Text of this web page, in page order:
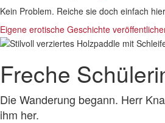
Kein Problem. Reiche sie doch einfach
Eigene erotische Geschichte
Freche
Die Wanderung begann. Herr
ihm her.